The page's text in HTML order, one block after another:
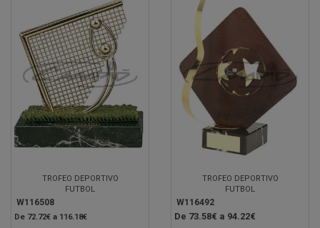
TROFEO DEPORTIVO
FUTBOL
W116508
De 72.72€ a 116.18€
TROFEO DEPORTIVO
FUTBOL
W116492
De 73.58€ a 94.22€